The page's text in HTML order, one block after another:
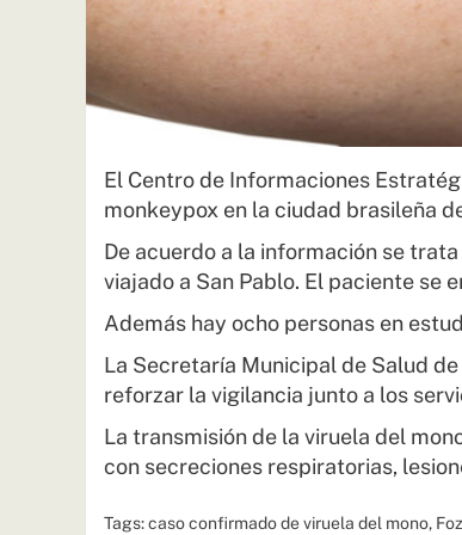
El Centro de Informaciones
monkeypox en la ciudad brasileña
De acuerdo a la información se
viajado a San Pablo. El paciente se
Además hay ocho personas en
La Secretaría Municipal de Salud
reforzar la vigilancia junto a los
La transmisión de la viruela del
con secreciones respiratorias,
Tags:caso confirmado de viruela del mono,